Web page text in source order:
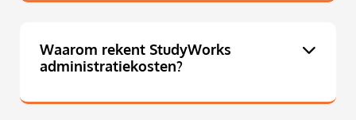
Waarom rekent StudyWorks
administratiekosten?